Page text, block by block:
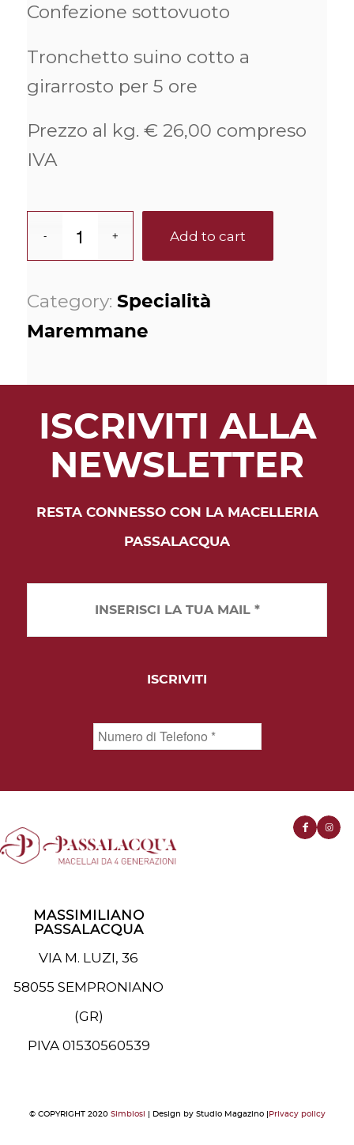
Confezione sottovuoto
Tronchetto suino cotto a
girarrosto per 5 ore
Prezzo al kg. € 26,00 compreso
IVA
Add to cart
Category: Specialità
Maremmane
ISCRIVITI ALLA
NEWSLETTER
RESTA CONNESSO CON LA MACELLERIA
PASSALACQUA
MASSIMILIANO
PASSALACQUA
VIA M. LUZI, 36
58055 SEMPRONIANO
(GR)
PIVA 01530560539
© COPYRIGHT 2020 Simbiosi | Design by Studio Magazino | Privacy policy